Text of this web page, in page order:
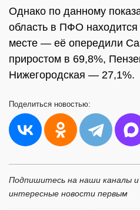
Однако по данному
область в ПФО
месте — её опередили
приростом в 69,8%,
Нижегородская — 27,1%.
Поделиться новостью:
Подпишитесь на наши каналы
интересные новости первым